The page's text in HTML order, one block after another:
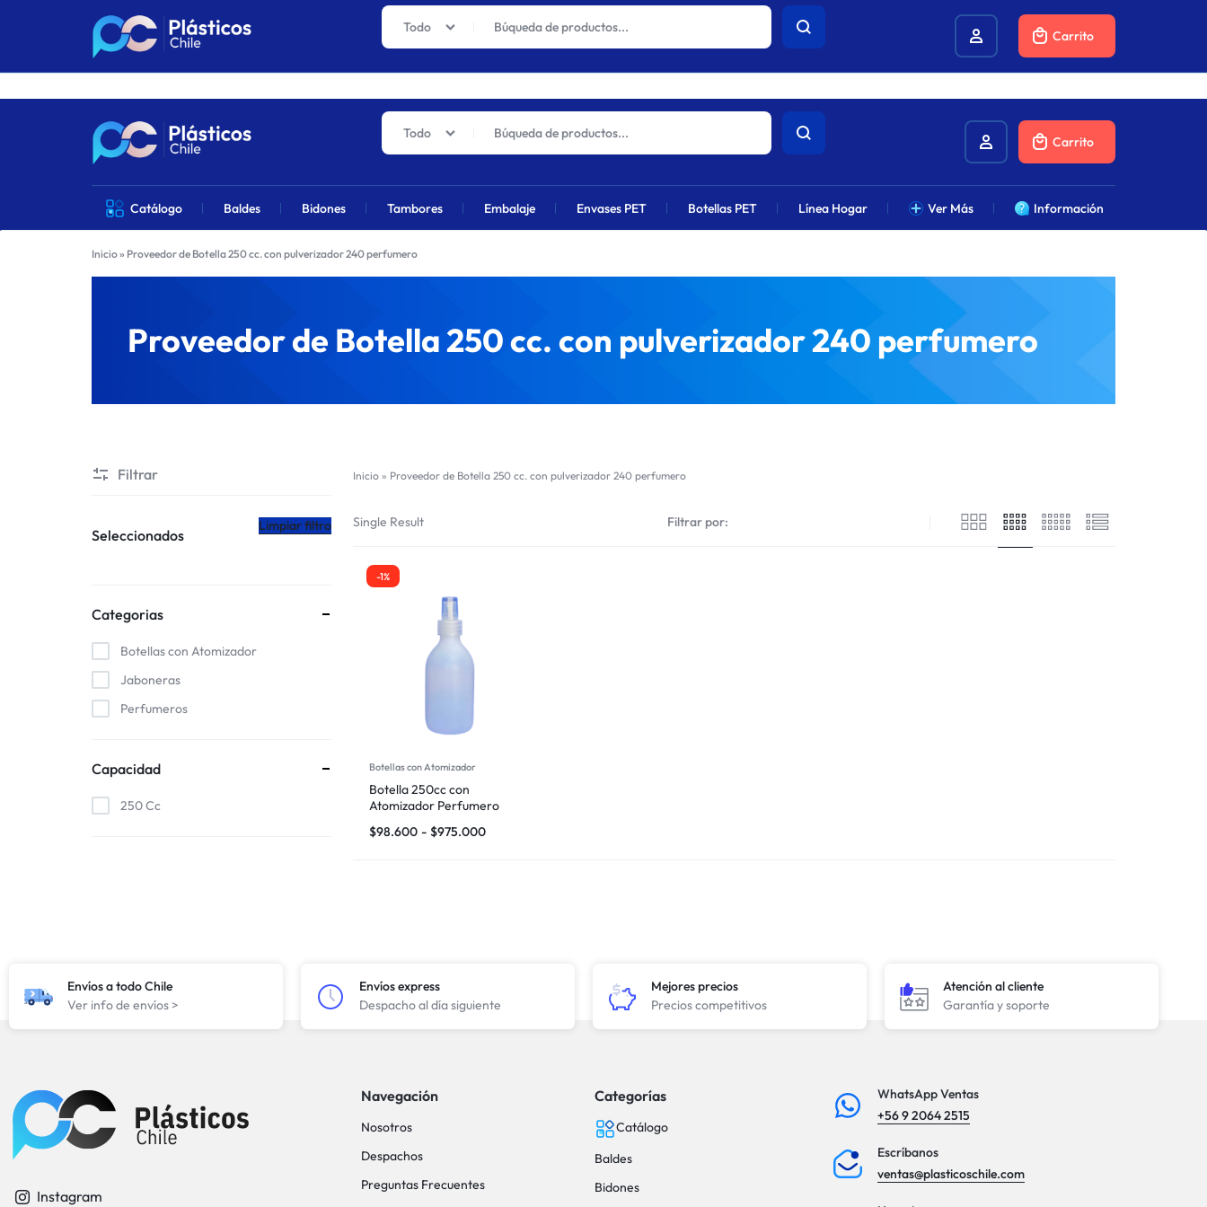
Los precios actuales sufrirán un aumento global próximamente debido al alza en combustibles.
PLÁSTICOS
CHILE
VENTA
DE
PRODUCTOS
PLÁSTICOS
Todo
Carrito
Catálogo Baldes Bidones Tambores Embalaje Envases PET Botellas PET Línea Hogar Ver Más Información
Todo
Carrito
Inicio» Proveedor de Botella 250 cc. con pulverizador 240 perfumero
Proveedor de Botella 250 cc. con pulverizador 240 perfumero
Inicio » Proveedor de Botella 250 cc. con pulverizador 240 perfumero
Single Result Filtrar por:
-1%
Botellas con Atomizador
Botella 250cc con
Atomizador Perfumero
$98.600 - $975.000
Filtrar
Seleccionados
Limpiar filtro
Categorias
Botellas con Atomizador
Jaboneras
Perfumeros
Capacidad
250 Cc
Envíos a todo Chile
Ver info de envíos >
Envíos express
Despacho al día siguiente
Mejores precios
Precios competitivos
Atención al cliente
Garantía y soporte
Instagram
Navegación
Nosotros
Despachos
Preguntas Frecuentes
Categorías
Catálogo
Baldes
Bidones
WhatsApp Ventas
+56 9 2064 2515
Escríbanos
ventas@plasticoschile.com